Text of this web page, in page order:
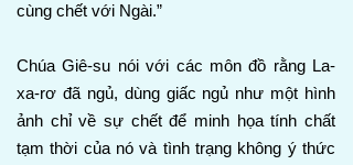
cùng chết với Ngài.”
Chúa Giê-su nói với các môn đồ rằng La-
xa-rơ đã ngủ, dùng giấc ngủ như một hình
ảnh chỉ về sự chết để minh họa tính chất
tạm thời của nó và tình trạng không ý thức